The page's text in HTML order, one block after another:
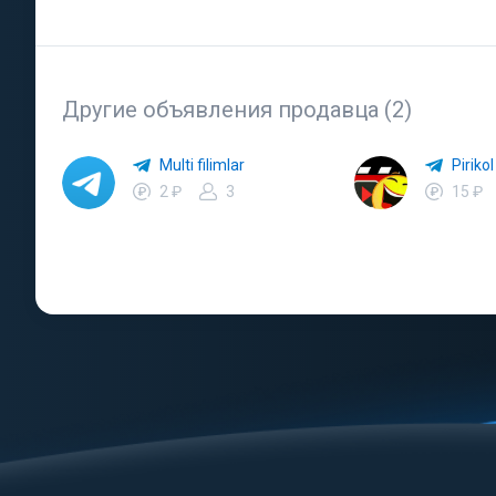
Другие объявления продавца (2)
Multi filimlar
2 ₽
3
Pirikol
15 ₽